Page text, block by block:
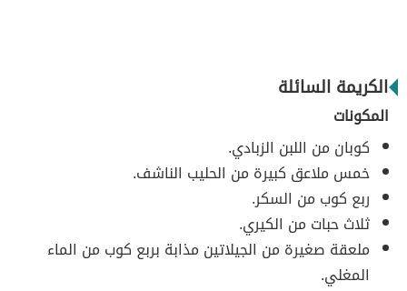
الكريمة السائلة
المكونات
كوبان من اللبن الزبادي.
خمس ملاعق كبيرة من الحليب الناشف.
ربع كوب من السكر.
ثلاث حبات من الكيري.
ملعقة صغيرة من الجيلاتين مذابة بربع كوب من الماء
المغلي.